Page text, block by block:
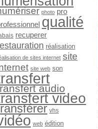
photo pro
qualité
recuperer
réalisation
de sites internet site
site web son
audio
video
vhs
web édition